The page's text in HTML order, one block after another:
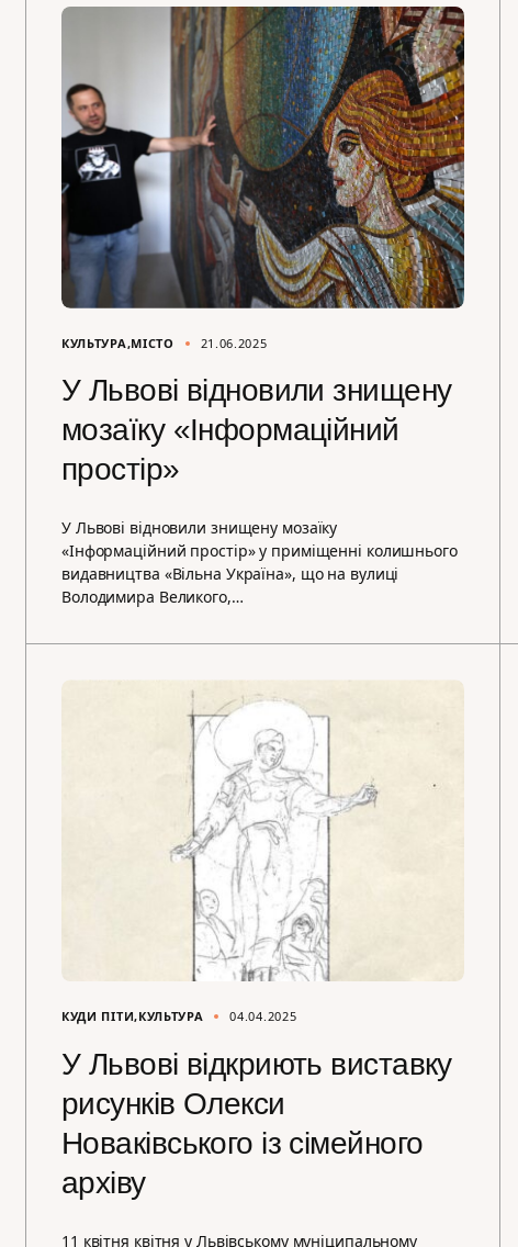
КУЛЬТУРА МІСТО 21.06.2025
У Львові відновили знищену
мозаїку «Інформаційний
простір»
У Львові відновили знищену мозаїку
«Інформаційний простір» у приміщенні колишнього
видавництва «Вільна Україна», що на вулиці
Володимира Великого,…
КУДИ ПІТИ КУЛЬТУРА 04.04.2025
У Львові відкриють виставку
рисунків Олекси
Новаківського із сімейного
архіву
11 квітня квітня у Львівському муніципальному